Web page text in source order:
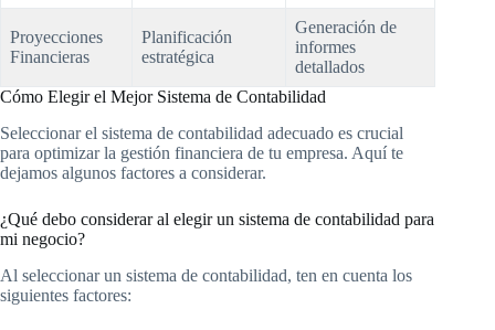
Proyecciones
Financieras
Planificación
estratégica
Generación de
informes
detallados
Cómo Elegir el Mejor Sistema de Contabilidad
Seleccionar el sistema de contabilidad adecuado es crucial
para optimizar la gestión financiera de tu empresa. Aquí te
dejamos algunos factores a considerar.
¿Qué debo considerar al elegir un sistema de contabilidad para
mi negocio?
Al seleccionar un sistema de contabilidad, ten en cuenta los
siguientes factores: